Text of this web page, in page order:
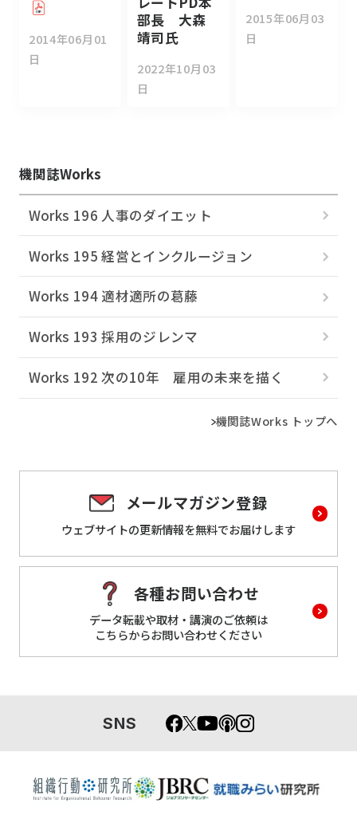
2014年06月01
日
部長 大森
靖司氏
2022年10月03
日
2015年06月03
日
機関誌Works
Works 196 人事のダイエット
Works 195 経営とインクルージョン
Works 194 適材適所の葛󠄀藤
Works 193 採用のジレンマ
Works 192 次の10年 雇用の未来を描く
機関誌Works トップへ
メールマガジン登録
ウェブサイトの更新情報を無料でお届けします
各種お問い合わせ
データ転載や取材・講演のご依頼は
こちらからお問い合わせください
SNS